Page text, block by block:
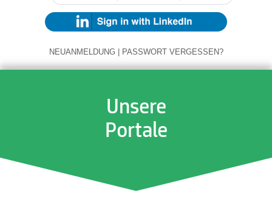
NEUANMELDUNG | PASSWORT VERGESSEN?
Unsere
Portale